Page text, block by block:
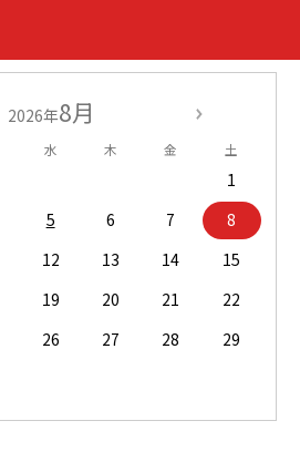
2026年8月
水 木 金 土
1
5 6 7
8
12 13 14
15
19 20 21
22
26 27 28
29